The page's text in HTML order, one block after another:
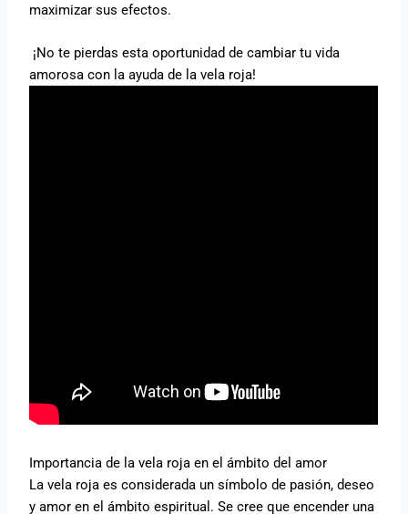
maximizar sus efectos.
¡No te pierdas esta oportunidad de cambiar tu vida
amorosa con la ayuda de la vela roja!
Importancia de la vela roja en el ámbito del amor
La vela roja es considerada un símbolo de pasión, deseo
y amor en el ámbito espiritual. Se cree que encender una